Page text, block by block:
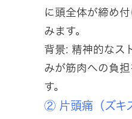
に頭全体が締め
みます。
背景: 精神的なス
みが筋肉への負
す。
② 片頭痛（ズキ